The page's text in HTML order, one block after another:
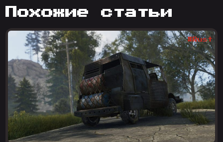
похожие статьи
#Rust